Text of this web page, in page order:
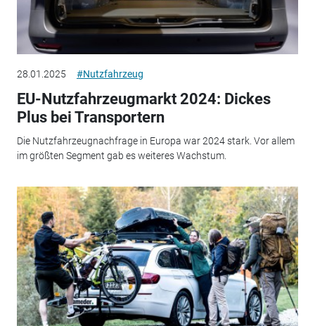
28.01.2025 #Nutzfahrzeug
EU-Nutzfahrzeugmarkt 2024: Dickes
Plus bei Transportern
Die Nutzfahrzeugnachfrage in Europa war 2024 stark. Vor allem
im größten Segment gab es weiteres Wachstum.